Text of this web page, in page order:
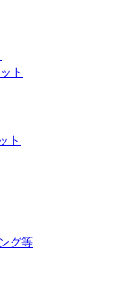
ト
ト
グ等